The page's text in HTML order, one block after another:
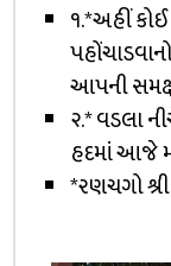
૧.*અહીં
આપની
૨.* વડલા
હદમાં આજે
*રણચગો